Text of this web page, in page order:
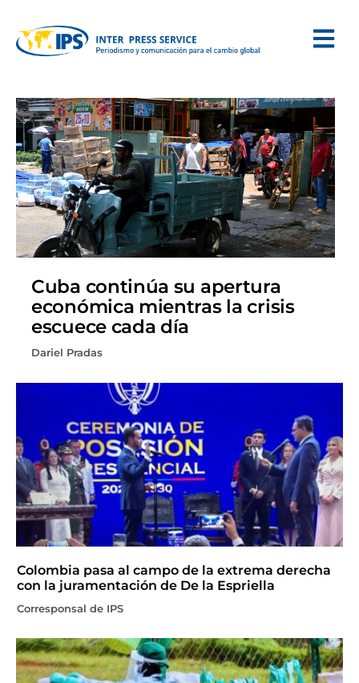
Cuba continúa su apertura
económica mientras la crisis
escuece cada día
Dariel Pradas
Colombia pasa al campo de la extrema derecha
con la juramentación de De la Espriella
Corresponsal de IPS